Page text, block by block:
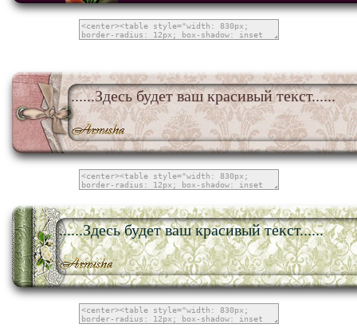
......Здесь будет ваш красивый текст......
......Здесь будет ваш красивый текст......